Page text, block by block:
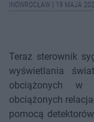
INOWROCŁAW 19 MAJA
Teraz sterownik
wyświetlania
obciążonych w
obciążonych
pomocą